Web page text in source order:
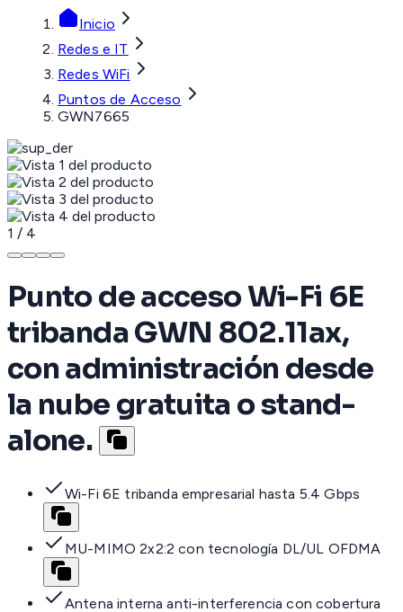
Inicio
Redes e IT
Redes WiFi
Puntos de Acceso
GWN7665
1 / 4
Punto de acceso Wi-Fi 6E
tribanda GWN 802.11ax,
con administración desde
la nube gratuita o stand-
alone.
Wi-Fi 6E tribanda empresarial hasta 5.4 Gbps
MU-MIMO 2x2:2 con tecnología DL/UL OFDMA
Antena interna anti-interferencia con cobertura